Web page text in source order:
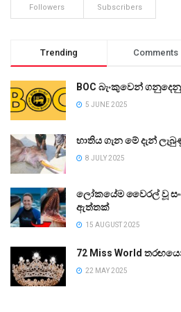
Followers Subscribers
Trending Comments
BOC බැංකුවෙන්
5 JUNE 2025
භාතිය ගැන මේ දැන්
8 JULY 2025
ලෝකයේම වෛරල් වූ
ඇත්තක්
15 AUGUST 2025
72 Miss World
22 MAY 2025